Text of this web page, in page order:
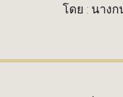
โดย : นาง